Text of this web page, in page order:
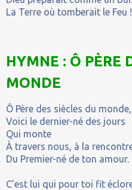
La Terre où tomberait le Feu !
HYMNE : Ô PÈRE
MONDE
Ô Père des siècles du monde,
Voici le dernier-né des jours
Qui monte
À travers nous, à la
Du Premier-né de ton amour.
C’est lui qui pour toi fit